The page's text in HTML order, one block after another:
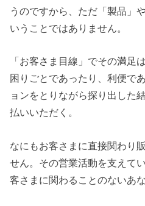
うのですから、ただ「製品」
いうことではありません。
「お客さま目線」でその満足
困りごとであったり、利便で
ョンをとりながら探り出した
払いいただく。
なにもお客さまに直接関わり
せん。その営業活動を支えて
客さまに関わることのないあ